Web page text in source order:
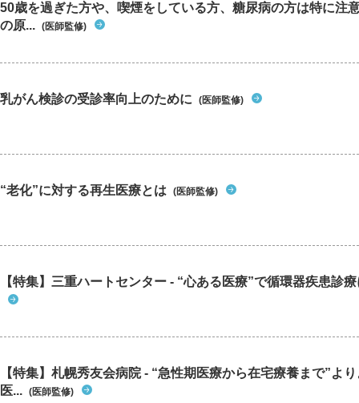
50歳を過ぎた方や、喫煙をしている方、糖尿病の方は特に注
の原... (医師監修)
乳がん検診の受診率向上のために (医師監修)
“老化”に対する再生医療とは (医師監修)
【特集】三重ハートセンター - “心ある医療”で循環器疾患診
【特集】札幌秀友会病院 - “急性期医療から在宅療養まで”よ
医... (医師監修)